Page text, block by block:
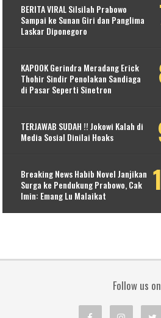
BERITA VIRAL Silsilah Prabowo
Sampai ke Sunan Giri dan Panglima
Laskar Diponegoro
KAPOOK Gerindra Meradang Erick
Thohir Sindir Penolakan Sandiaga
di Pasar Seperti Sinetron
TERJAWAB SUDAH !! Jokowi Kalah di
Media Sosial Dinilai Hoaks
Breaking News Habib Novel Janjikan
Surga ke Pendukung Prabowo, Cak
Imin: Emang Lu Malaikat
Follow us on